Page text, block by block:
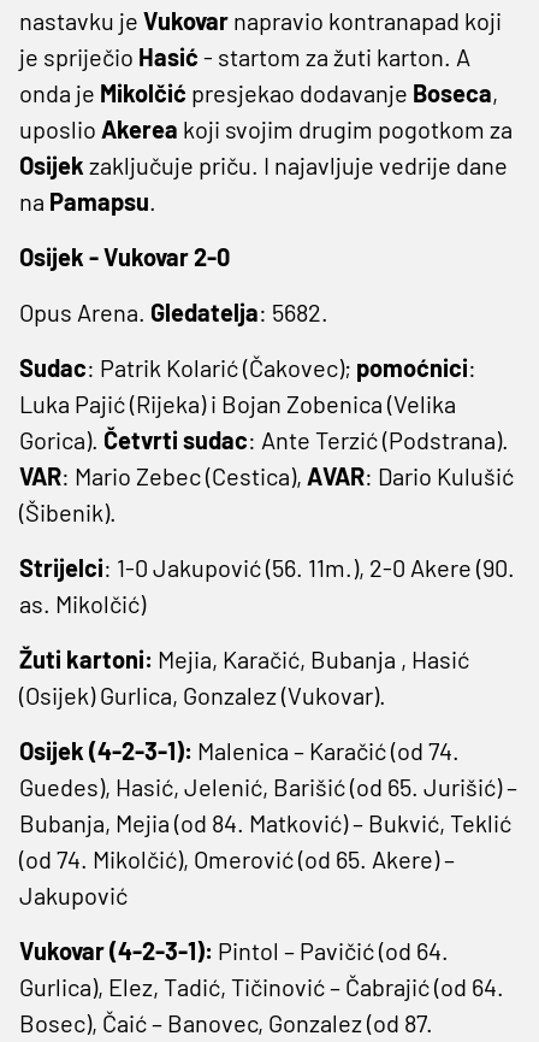
nastavku je Vukovar napravio kontranapad koji
je spriječio Hasić - startom za žuti karton. A
onda je Mikolčić presjekao dodavanje Boseca,
uposlio Akerea koji svojim drugim pogotkom za
Osijek zaključuje priču. I najavljuje vedrije dane
na Pamapsu.
Osijek - Vukovar 2-0
Opus Arena. Gledatelja: 5682.
Sudac: Patrik Kolarić (Čakovec); pomoćnici:
Luka Pajić (Rijeka) i Bojan Zobenica (Velika
Gorica). Četvrti sudac: Ante Terzić (Podstrana).
VAR: Mario Zebec (Cestica), AVAR: Dario Kulušić
(Šibenik).
Strijelci: 1-0 Jakupović (56. 11m.), 2-0 Akere (90.
as. Mikolčić)
Žuti kartoni: Mejia, Karačić, Bubanja , Hasić
(Osijek) Gurlica, Gonzalez (Vukovar).
Osijek (4-2-3-1): Malenica – Karačić (od 74.
Guedes), Hasić, Jelenić, Barišić (od 65. Jurišić) –
Bubanja, Mejia (od 84. Matković) – Bukvić, Teklić
(od 74. Mikolčić), Omerović (od 65. Akere) –
Jakupović
Vukovar (4-2-3-1): Pintol – Pavičić (od 64.
Gurlica), Elez, Tadić, Tičinović – Čabrajić (od 64.
Bosec), Čaić – Banovec, Gonzalez (od 87.